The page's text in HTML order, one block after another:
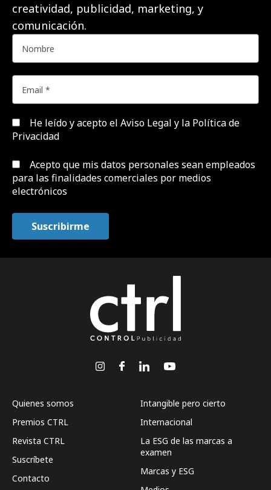
creatividad, publicidad, marketing, y
comunicación.
He leído y acepto el Aviso Legal y la Política de
Privacidad
Acepto que mis datos personales sean empleados
para las finalidades comerciales por medios
electrónicos
Quienes somos
Premios CTRL
Revista CTRL
Suscríbete
Contacto
Intangible pero cierto
Internacional
La ESG de las marcas a
examen
Marcas y ESG